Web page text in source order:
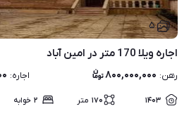
۵
اجاره ویلا 170 متر در امین آباد
رهن: ۸۰۰,۰۰۰,۰۰۰ اجاره:
۱۴۰۳ ۱۷۰ متر ۲ خوابه